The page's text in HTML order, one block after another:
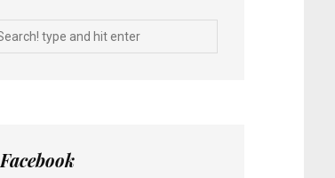
Facebook